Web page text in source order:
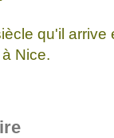
qu'il arrive
Nice.